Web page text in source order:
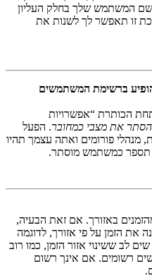
שם המשתמש שלך בחלק העליון
זו תאפשר לך לשנות את
ברשימת המשתמשים
הכותרת “אפשרויות
הסתר את מצבי כמחובר. הפעל
מנהלי פורומים ואתה עצמך תהיו
תספר כמשתמש מוסתר.
באזורך. אם זאת הבעיה,
הזמן על פי אזורך, לדוגמה
שים לב ששינוי אזור הזמן, כמו רוב
רשומים. אם אינך רשום